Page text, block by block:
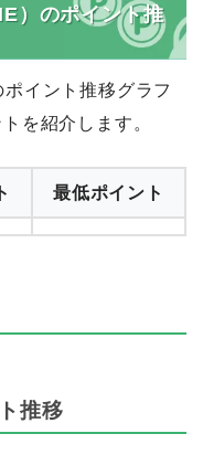
）のポイント推
ポイント推移グラフ
を紹介します。
最低ポイント
推移